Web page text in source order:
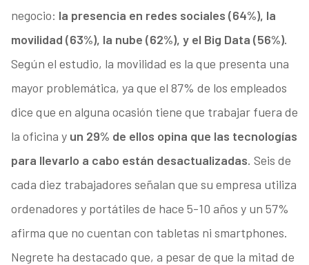
negocio: la presencia en redes sociales (64%), la
movilidad (63%), la nube (62%), y el Big Data (56%).
Según el estudio, la movilidad es la que presenta una
mayor problemática, ya que el 87% de los empleados
dice que en alguna ocasión tiene que trabajar fuera de
la oficina y un 29% de ellos opina que las tecnologías
para llevarlo a cabo están desactualizadas. Seis de
cada diez trabajadores señalan que su empresa utiliza
ordenadores y portátiles de hace 5-10 años y un 57%
afirma que no cuentan con tabletas ni smartphones.
Negrete ha destacado que, a pesar de que la mitad de